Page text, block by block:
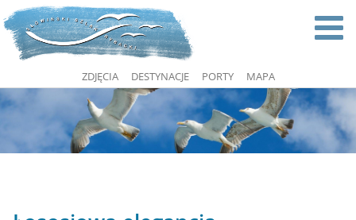
ZDJĘCIA DESTYNACJE PORTY MAPA